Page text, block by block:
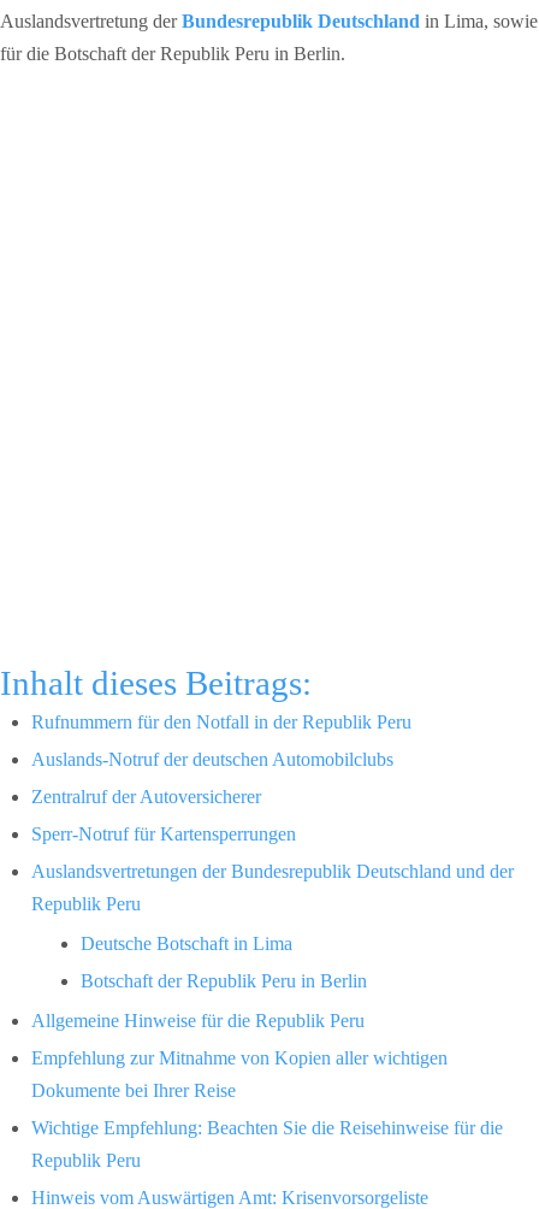
Auslandsvertretung derBundesrepublik Deutschland in Lima, sowie
für die Botschaft der Republik Peru in Berlin.
Inhalt dieses Beitrags:
Rufnummern für den Notfall in der Republik Peru
Auslands-Notruf der deutschen Automobilclubs
Zentralruf der Autoversicherer
Sperr-Notruf für Kartensperrungen
Auslandsvertretungen der Bundesrepublik Deutschland und der
Republik Peru
Deutsche Botschaft in Lima
Botschaft der Republik Peru in Berlin
Allgemeine Hinweise für die Republik Peru
Empfehlung zur Mitnahme von Kopien aller wichtigen
Dokumente bei Ihrer Reise
Wichtige Empfehlung: Beachten Sie die Reisehinweise für die
Republik Peru
Hinweis vom Auswärtigen Amt: Krisenvorsorgeliste